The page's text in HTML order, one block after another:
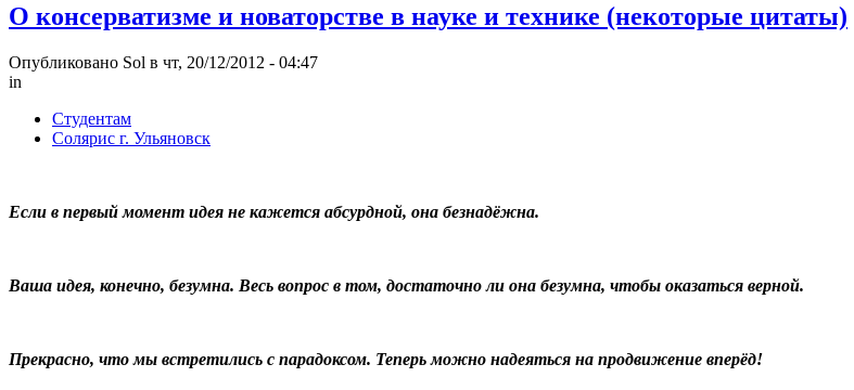
О консерватизме и новаторстве в науке и технике (некоторые цитаты)
Опубликовано Sol в чт, 20/12/2012 - 04:47
in
Студентам
Солярис г. Ульяновск
Если в первый момент идея не кажется абсурдной, она безнадёжна.
Ваша идея, конечно, безумна. Весь вопрос в том, достаточно ли она безумна, чтобы оказаться верной.
Прекрасно, что мы встретились с парадоксом. Теперь можно надеяться на продвижение вперёд!